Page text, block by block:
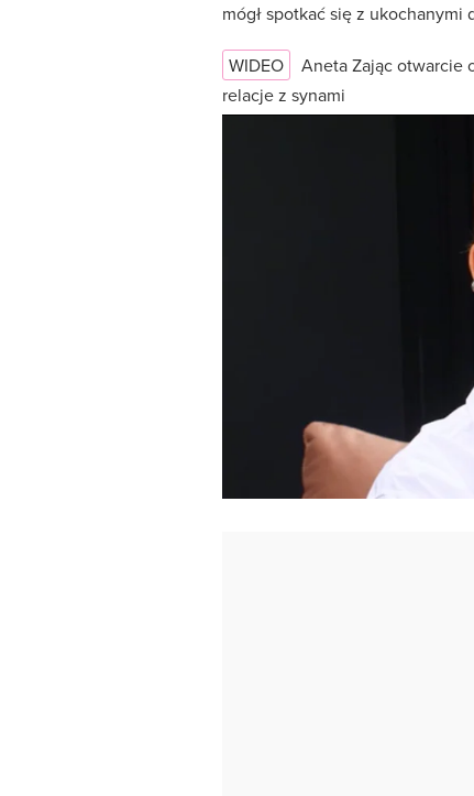
mógł spotkać się z ukochanymi
WIDEO
Aneta Zając otwarcie
relacje z synami